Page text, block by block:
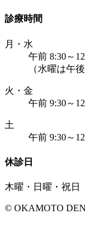
診療時間
月・水
午前 8:30～
（水曜は午
火・金
午前 9:30～
土
午前 9:30～
休診日
木曜・日曜・祝日
© OKAMOTO